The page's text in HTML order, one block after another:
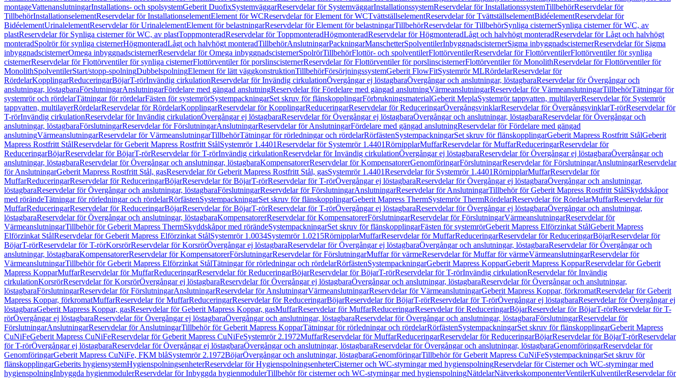
montageVattenanslutningarInstallations- och spolsystemGeberit DuofixSystemväggarReservdelar för SystemväggarInstallationssystemReservdelar för InstallationssystemTillbehörReservdelar för
TillbehörInstallationselementReservdelar för InstallationselementElement för WCReservdelar för Element för WCTvättställselementReservdelar för TvättställselementBidéelementReservdelar för
BidéelementUrinalelementReservdelar för UrinalelementElement för belastningarReservdelar för Element för belastningarTillbehörReservdelar för TillbehörSynliga cisternerSynliga cisterner för WC, av
plastReservdelar för Synliga cisterner för WC, av plastToppmonteradReservdelar för ToppmonteradHögmonteradReservdelar för HögmonteradLågt och halvhögt monteradReservdelar för Lågt och halvhögt
monteradSpolrör för synliga cisternerHögmonteradLågt och halvhögt monteradTillbehörAnslutningarPackningarManschetterSpolventilerInbyggnadscisternerSigma inbyggnadscisternerReservdelar för Sigma
inbyggnadscisternerOmega inbyggnadscisternerReservdelar för Omega inbyggnadscisternerSpolrörTillbehörFlottör- och spolventilerFlottörventilerReservdelar för FlottörventilerFlottörventiler för synliga
cisternerReservdelar för Flottörventiler för synliga cisternerFlottörventiler för porslinscisternerReservdelar för Flottörventiler för porslinscisternerFlottörventiler för MonolithReservdelar för Flottörventiler för
MonolithSpolventilerStart/stopp-spolningDubbelspolningElement för lätt väggkonstruktionTillbehörFörsörjningssystemGeberit FlowFitSystemrör MLRördelarReservdelar för
RördelarKopplingarReduceringarBöjarT-rörInvändig cirkulationReservdelar för Invändig cirkulationÖvergångar ej löstagbaraÖvergångar och anslutningar, löstagbaraReservdelar för Övergångar och
anslutningar, löstagbaraFörslutningarAnslutningarFördelare med gängad anslutningReservdelar för Fördelare med gängad anslutningVärmeanslutningarReservdelar för VärmeanslutningarTillbehörTätningar för
systemrör och rördelarTätningar för rördelarFästen för systemrörSystempackningarSet skruv för flänskopplingarFörbrukningsmaterialGeberit MeplaSystemrör tappvatten, multilayerReservdelar för Systemrör
tappvatten, multilayerRördelarReservdelar för RördelarKopplingarReservdelar för KopplingarReduceringarReservdelar för ReduceringarÖvergångsvinklarReservdelar för ÖvergångsvinklarT-rörReservdelar för
T-rörInvändig cirkulationReservdelar för Invändig cirkulationÖvergångar ej löstagbaraReservdelar för Övergångar ej löstagbaraÖvergångar och anslutningar, löstagbaraReservdelar för Övergångar och
anslutningar, löstagbaraFörslutningarReservdelar för FörslutningarAnslutningarReservdelar för AnslutningarFördelare med gängad anslutningReservdelar för Fördelare med gängad
anslutningVärmeanslutningarReservdelar för VärmeanslutningarTillbehörTätningar för rörledningar och rördelarRörfästenSystempackningarSet skruv för flänskopplingarGeberit Mapress Rostfritt StålGeberit
Mapress Rostfritt StålReservdelar för Geberit Mapress Rostfritt StålSystemrör 1.4401Reservdelar för Systemrör 1.4401RörnipplarMuffarReservdelar för MuffarReduceringarReservdelar för
ReduceringarBöjarReservdelar för BöjarT-rörReservdelar för T-rörInvändig cirkulationReservdelar för Invändig cirkulationÖvergångar ej löstagbaraReservdelar för Övergångar ej löstagbaraÖvergångar och
anslutningar, löstagbaraReservdelar för Övergångar och anslutningar, löstagbaraKompensatorerReservdelar för KompensatorerGenomföringarFörslutningarReservdelar för FörslutningarAnslutningarReservdelar
för AnslutningarGeberit Mapress Rostfritt Stål, gasReservdelar för Geberit Mapress Rostfritt Stål, gasSystemrör 1.4401Reservdelar för Systemrör 1.4401RörnipplarMuffarReservdelar för
MuffarReduceringarReservdelar för ReduceringarBöjarReservdelar för BöjarT-rörReservdelar för T-rörÖvergångar ej löstagbaraReservdelar för Övergångar ej löstagbaraÖvergångar och anslutningar,
löstagbaraReservdelar för Övergångar och anslutningar, löstagbaraFörslutningarReservdelar för FörslutningarAnslutningarReservdelar för AnslutningarTillbehör för Geberit Mapress Rostfritt StålSkyddskåpor
med rörändeTätningar för rörledningar och rördelarRörfästenSystempackningarSet skruv för flänskopplingarGeberit Mapress ThermSystemrör ThermRördelarReservdelar för RördelarMuffarReservdelar för
MuffarReduceringarReservdelar för ReduceringarBöjarReservdelar för BöjarT-rörReservdelar för T-rörÖvergångar ej löstagbaraReservdelar för Övergångar ej löstagbaraÖvergångar och anslutningar,
löstagbaraReservdelar för Övergångar och anslutningar, löstagbaraKompensatorerReservdelar för KompensatorerFörslutningarReservdelar för FörslutningarVärmeanslutningarReservdelar för
VärmeanslutningarTillbehör för Geberit Mapress ThermSkyddskåpor med rörändeSystempackningarSet skruv för flänskopplingarFästen för systemrörGeberit Mapress Elförzinkat StålGeberit Mapress
Elförzinkat StålReservdelar för Geberit Mapress Elförzinkat StålSystemrör 1.0034Systemrör 1.0215RörnipplarMuffarReservdelar för MuffarReduceringarReservdelar för ReduceringarBöjarReservdelar för
BöjarT-rörReservdelar för T-rörKorsrörReservdelar för KorsrörÖvergångar ej löstagbaraReservdelar för Övergångar ej löstagbaraÖvergångar och anslutningar, löstagbaraReservdelar för Övergångar och
anslutningar, löstagbaraKompensatorerReservdelar för KompensatorerFörslutningarReservdelar för FörslutningarMuffar för värmeReservdelar för Muffar för värmeVärmeanslutningarReservdelar för
VärmeanslutningarTillbehör för Geberit Mapress Elförzinkat StålTätningar för rörledningar och rördelarRörfästenSystempackningarGeberit Mapress KopparGeberit Mapress KopparReservdelar för Geberit
Mapress KopparMuffarReservdelar för MuffarReduceringarReservdelar för ReduceringarBöjarReservdelar för BöjarT-rörReservdelar för T-rörInvändig cirkulationReservdelar för Invändig
cirkulationKorsrörReservdelar för KorsrörÖvergångar ej löstagbaraReservdelar för Övergångar ej löstagbaraÖvergångar och anslutningar, löstagbaraReservdelar för Övergångar och anslutningar,
löstagbaraFörslutningarReservdelar för FörslutningarAnslutningarReservdelar för AnslutningarVärmeanslutningarReservdelar för VärmeanslutningarGeberit Mapress Koppar, förkromatReservdelar för Geberit
Mapress Koppar, förkromatMuffarReservdelar för MuffarReduceringarReservdelar för ReduceringarBöjarReservdelar för BöjarT-rörReservdelar för T-rörÖvergångar ej löstagbaraReservdelar för Övergångar ej
löstagbaraGeberit Mapress Koppar, gasReservdelar för Geberit Mapress Koppar, gasMuffarReservdelar för MuffarReduceringarReservdelar för ReduceringarBöjarReservdelar för BöjarT-rörReservdelar för T-
rörÖvergångar ej löstagbaraReservdelar för Övergångar ej löstagbaraÖvergångar och anslutningar, löstagbaraReservdelar för Övergångar och anslutningar, löstagbaraFörslutningarReservdelar för
FörslutningarAnslutningarReservdelar för AnslutningarTillbehör för Geberit Mapress KopparTätningar för rörledningar och rördelarRörfästenSystempackningarSet skruv för flänskopplingarGeberit Mapress
CuNiFeGeberit Mapress CuNiFeReservdelar för Geberit Mapress CuNiFeSystemrör 2.1972MuffarReservdelar för MuffarReduceringarReservdelar för ReduceringarBöjarReservdelar för BöjarT-rörReservdelar
för T-rörÖvergångar ej löstagbaraReservdelar för Övergångar ej löstagbaraÖvergångar och anslutningar, löstagbaraReservdelar för Övergångar och anslutningar, löstagbaraGenomföringarReservdelar för
GenomföringarGeberit Mapress CuNiFe, FKM blåSystemrör 2.1972BöjarÖvergångar och anslutningar, löstagbaraGenomföringarTillbehör för Geberit Mapress CuNiFeSystempackningarSet skruv för
flänskopplingarGeberits hygiensystemHygienspolningsenheterReservdelar för HygienspolningsenheterCisterner och WC-styrningar med hygienspolningReservdelar för Cisterner och WC-styrningar med
hygienspolningInbyggda hygienmodulerReservdelar för Inbyggda hygienmodulerTillbehör för cisterner och WC-styrningar med hygienspolningNätdelarNätverkskomponenterVentilerKulventilerReservdelar för